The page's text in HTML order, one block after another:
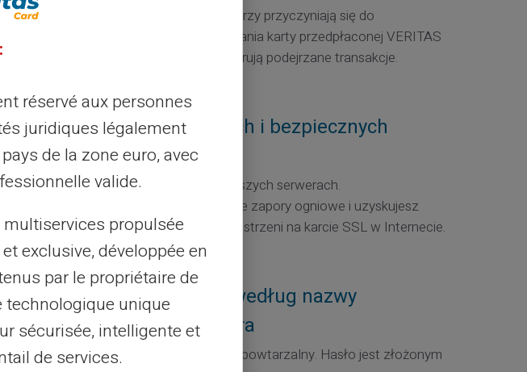
Wszyscy usługodawcy, którzy przyczyniają się do
prawidłowego funkcjonowania karty przedpłaconej VERITAS
Mastercard®, stale monitorują podejrzane transakcje.
ikona szyfrowanych i bezpiecznych
danych
Dane są szyfrowane na naszych serwerach.
Skonfigurowaliśmy potężne zapory ogniowe i uzyskujesz
dostęp do 128-bitowej przestrzeni na karcie SSL w Internecie.
Uwierzytelnianie według nazwy
użytkownika i hasła
Numer Twojej karty jest niepowtarzalny. Hasło jest złożonym
réservé aux personnes
juridiques légalement
de la zone euro, avec
valide.
propulsée
exclusive, développée en
par le propriétaire de
unique
sécurisée, intelligente et
de services.